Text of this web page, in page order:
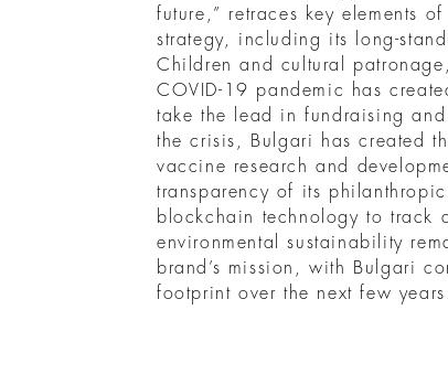
future,” retraces key elements
strategy, including its long-
Children and cultural
COVID-19 pandemic has
take the lead in fundraising
the crisis, Bulgari has created
vaccine research and
transparency of its
blockchain technology to
environmental sustainability
brand’s mission, with Bulgari
footprint over the next few years.